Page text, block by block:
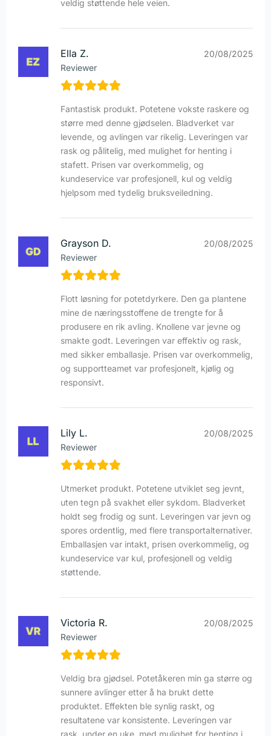
veldig støttende hele veien.
Ella Z.
Reviewer
20/08/2025
Fantastisk produkt. Potetene vokste raskere og
større med denne gjødselen. Bladverket var
levende, og avlingen var rikelig. Leveringen var
rask og pålitelig, med mulighet for henting i
stafett. Prisen var overkommelig, og
kundeservice var profesjonell, kul og veldig
hjelpsom med tydelig bruksveiledning.
Grayson D.
Reviewer
20/08/2025
Flott løsning for potetdyrkere. Den ga plantene
mine de næringsstoffene de trengte for å
produsere en rik avling. Knollene var jevne og
smakte godt. Leveringen var effektiv og rask,
med sikker emballasje. Prisen var overkommelig,
og supportteamet var profesjonelt, kjølig og
responsivt.
Lily L.
Reviewer
20/08/2025
Utmerket produkt. Potetene utviklet seg jevnt,
uten tegn på svakhet eller sykdom. Bladverket
holdt seg frodig og sunt. Leveringen var jevn og
spores ordentlig, med flere transportalternativer.
Emballasjen var intakt, prisen overkommelig, og
kundeservice var kul, profesjonell og veldig
støttende.
Victoria R.
Reviewer
20/08/2025
Veldig bra gjødsel. Potetåkeren min ga større og
sunnere avlinger etter å ha brukt dette
produktet. Effekten ble synlig raskt, og
resultatene var konsistente. Leveringen var